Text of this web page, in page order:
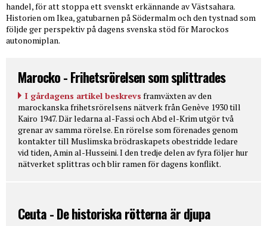
handel, för att stoppa ett svenskt erkännande av Västsahara.
Historien om Ikea, gatubarnen på Södermalm och den tystnad som
följde ger perspektiv på dagens svenska stöd för Marockos
autonomiplan.
Marocko - Frihetsrörelsen som splittrades
I gårdagens artikel beskrevs framväxten av den
marockanska frihetsrörelsens nätverk från Genève 1930 till
Kairo 1947. Där ledarna al-Fassi och Abd el-Krim utgör två
grenar av samma rörelse. En rörelse som förenades genom
kontakter till Muslimska brödraskapets obestridde ledare
vid tiden, Amin al-Husseini. I den tredje delen av fyra följer hur
nätverket splittras och blir ramen för dagens konflikt.
Ceuta - De historiska rötterna är djupa